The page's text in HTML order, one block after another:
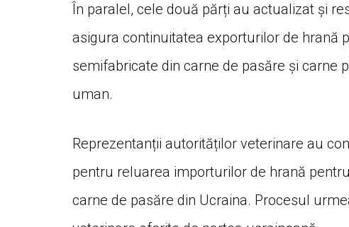
În paralel, cele două părți au actualizat și
asigura continuitatea exporturilor de hrană
semifabricate din carne de pasăre și carne
uman.
Reprezentanții autorităților veterinare au
pentru reluarea importurilor de hrană
carne de pasăre din Ucraina. Procesul